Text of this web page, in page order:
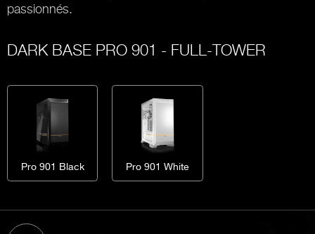
passionnés.
DARK BASE PRO 901 - FULL-TOWER
Pro 901 Black Pro 901 White